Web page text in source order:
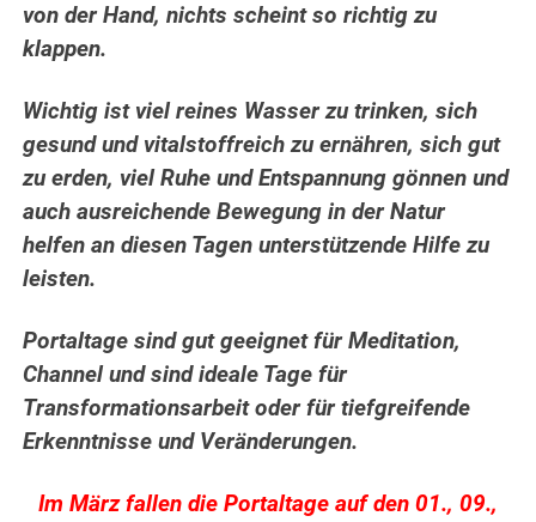
von der Hand, nichts scheint so richtig zu
klappen.
Wichtig ist viel reines Wasser zu trinken, sich
gesund und vitalstoffreich zu ernähren, sich gut
zu erden, viel Ruhe und Entspannung gönnen und
auch ausreichende Bewegung in der Natur
helfen an diesen Tagen unterstützende Hilfe zu
leisten.
Portaltage sind gut geeignet für Meditation,
Channel und sind ideale Tage für
Transformationsarbeit oder für tiefgreifende
Erkenntnisse und Veränderungen.
Im März fallen die Portaltage auf den 01., 09.,